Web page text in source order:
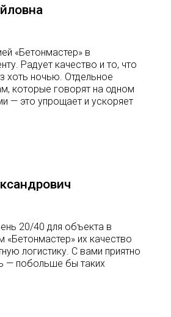
«Бетонмастер» в
Радует качество и то, что
хоть ночью. Отдельное
которые говорят на одном
— это упрощает и ускоряет
20/40 для объекта в
«Бетонмастер» их качество
логистику. С вами приятно
— побольше бы таких